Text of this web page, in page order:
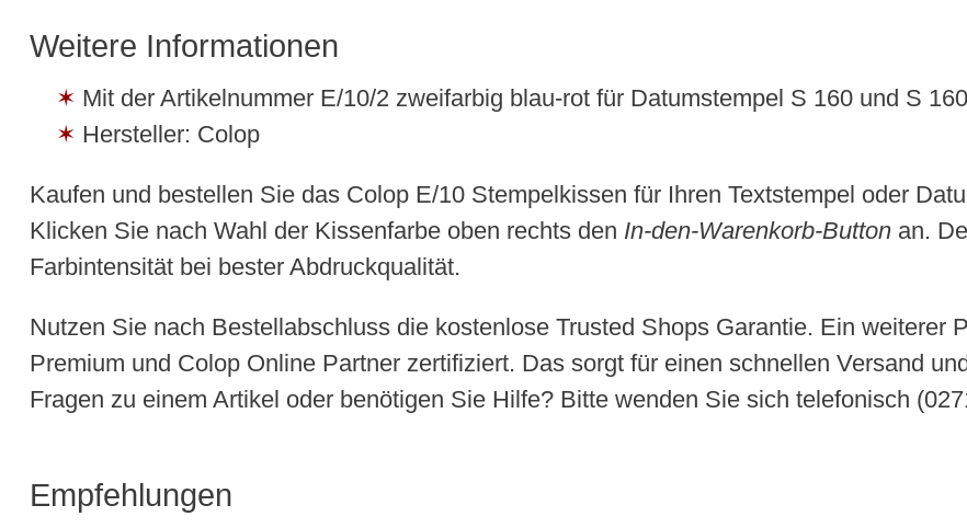
Weitere Informationen
Mit der Artikelnummer E/10/2 zweifarbig blau-rot für Datumstempel S 160 und S
Hersteller: Colop
Kaufen und bestellen Sie das Colop E/10 Stempelkissen für Ihren Textstempel oder
Klicken Sie nach Wahl der Kissenfarbe oben rechts den In-den-Warenkorb-Buttonan.
Farbintensität bei bester Abdruckqualität.
Nutzen Sie nach Bestellabschluss die kostenlose Trusted Shops Garantie. Ein weiterer
Premium und Colop Online Partner zertifiziert. Das sorgt für einen schnellen Versand
Fragen zu einem Artikel oder benötigen Sie Hilfe? Bitte wenden Sie sich telefonisch
Empfehlungen